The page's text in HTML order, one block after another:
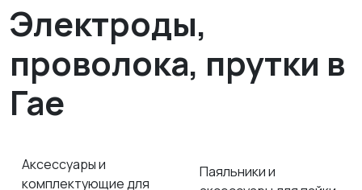
Электроды,
проволока, прутки в
Гае
Аксессуары и
комплектующие для
Паяльники и